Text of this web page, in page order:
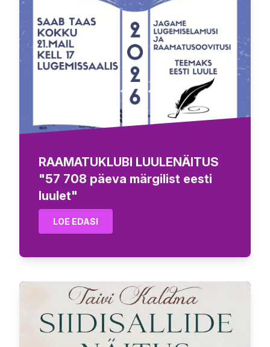
RAAMATUKLUBI LUULENÄITUS
"57 708 päeva märgilist eesti
luulet"
LOE EDASI